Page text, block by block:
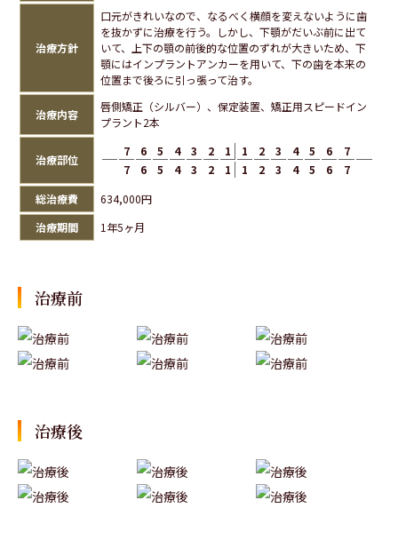
治療方針
口元がきれいなので、なるべく横顔を変えないように歯
を抜かずに治療を行う。しかし、下顎がだいぶ前に出て
いて、上下の顎の前後的な位置のずれが大きいため、下
顎にはインプラントアンカーを用いて、下の歯を本来の
位置まで後ろに引っ張って治す。
治療内容
唇側矯正（シルバー）、保定装置、矯正用スピードイン
プラント2本
治療部位
7 6 5 4 3 2 1 1 2 3 4 5 6
7
7
6 5 4 3 2 1 1 2 3 4 5 6
7
総治療費
634,000円
治療期間
1年5ヶ月
治療前
治療後